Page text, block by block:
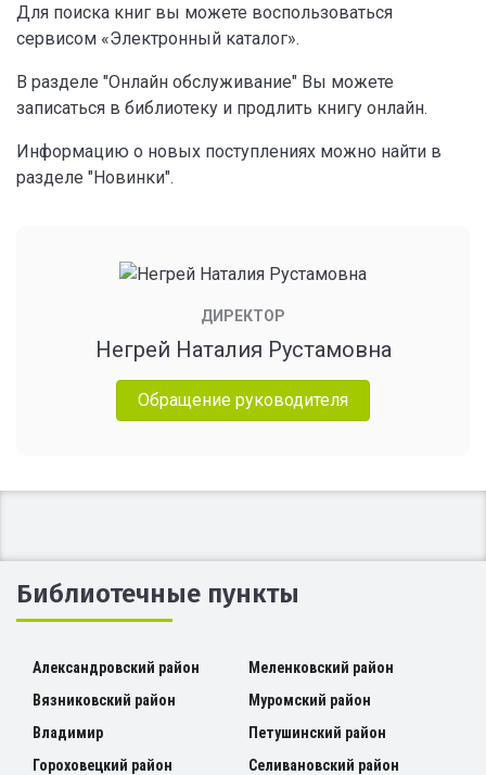
Для поиска книг вы можете воспользоваться
сервисом «Электронный каталог».
В разделе "Онлайн обслуживание" Вы можете
записаться в библиотеку и продлить книгу онлайн.
Информацию о новых поступлениях можно найти в
разделе "Новинки".
ДИРЕКТОР
Негрей Наталия Рустамовна
Обращение руководителя
Библиотечные пункты
Александровский район
Вязниковский район
Владимир
Гороховецкий район
Меленковский район
Муромский район
Петушинский район
Селивановский район